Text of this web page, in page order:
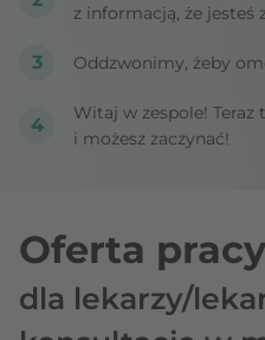
z informacją, że jesteś
Oddzwonimy, żeby
Witaj w zespole!
i możesz zaczynać!
Oferta pracy
dla lekarzy/